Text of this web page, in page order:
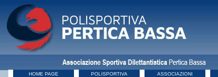
HOME PAGE POLISPORTIVA ASSOCIAZIONI